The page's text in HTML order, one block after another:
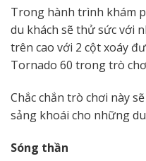
Trong hành trình khám
du khách sẽ thử sức với
trên cao với 2 cột xoáy
Tornado 60 trong trò
Chắc chắn trò chơi này
sảng khoái cho những
Sóng thần